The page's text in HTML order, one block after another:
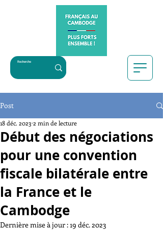
Post
Début des négociations
pour une convention
fiscale bilatérale entre
la France et le
Cambodge
18 déc. 2023 2 min de lecture
Dernière mise à jour :19 déc. 2023